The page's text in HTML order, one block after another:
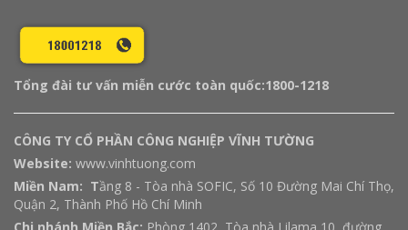
Tổng đài tư vấn miễn cước toàn quốc:1800-1218
CÔNG TY CỔ PHẦN CÔNG NGHIỆP VĨNH TƯỜNG
Website: www.vinhtuong.com
Miền Nam: Tầng 8 - Tòa nhà SOFIC, Số 10 Đường Mai Chí Thọ,
Quận 2, Thành Phố Hồ Chí Minh